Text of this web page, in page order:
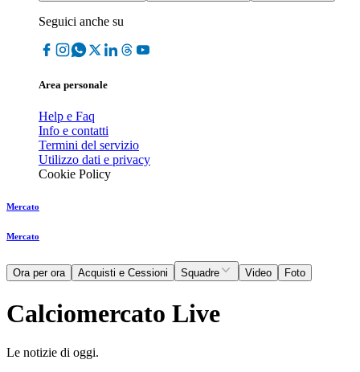
Seguici anche su
Area personale
Help e Faq
Info e contatti
Termini del servizio
Utilizzo dati e privacy
Cookie Policy
Mercato
Mercato
Ora per ora Acquisti e Cessioni Squadre Video Foto
Calciomercato Live
Le notizie di oggi.